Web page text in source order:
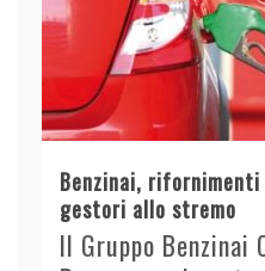
Benzinai,
gestori allo stremo
Il Gruppo Benzinai